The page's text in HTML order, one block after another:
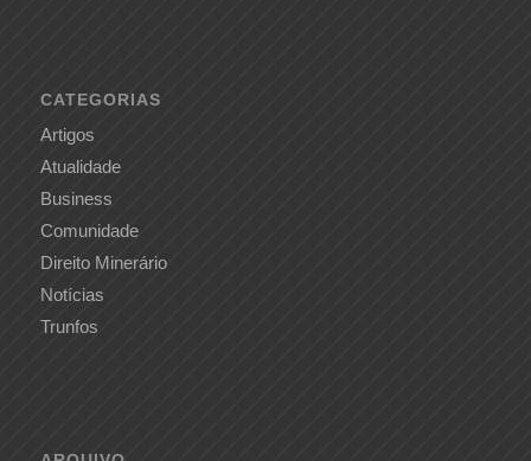
CATEGORIAS
Artigos
Atualidade
Business
Comunidade
Direito Minerário
Notícias
Trunfos